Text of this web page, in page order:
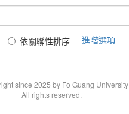
依關聯性排序 進階選項
since 2025 by Fo Guang University
All rights reserved.